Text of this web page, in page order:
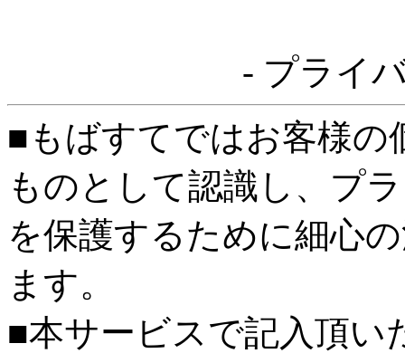
- プライ
■もばすてではお客様の
ものとして認識し、プ
を保護するために細心
ます。
■本サービスで記入頂い